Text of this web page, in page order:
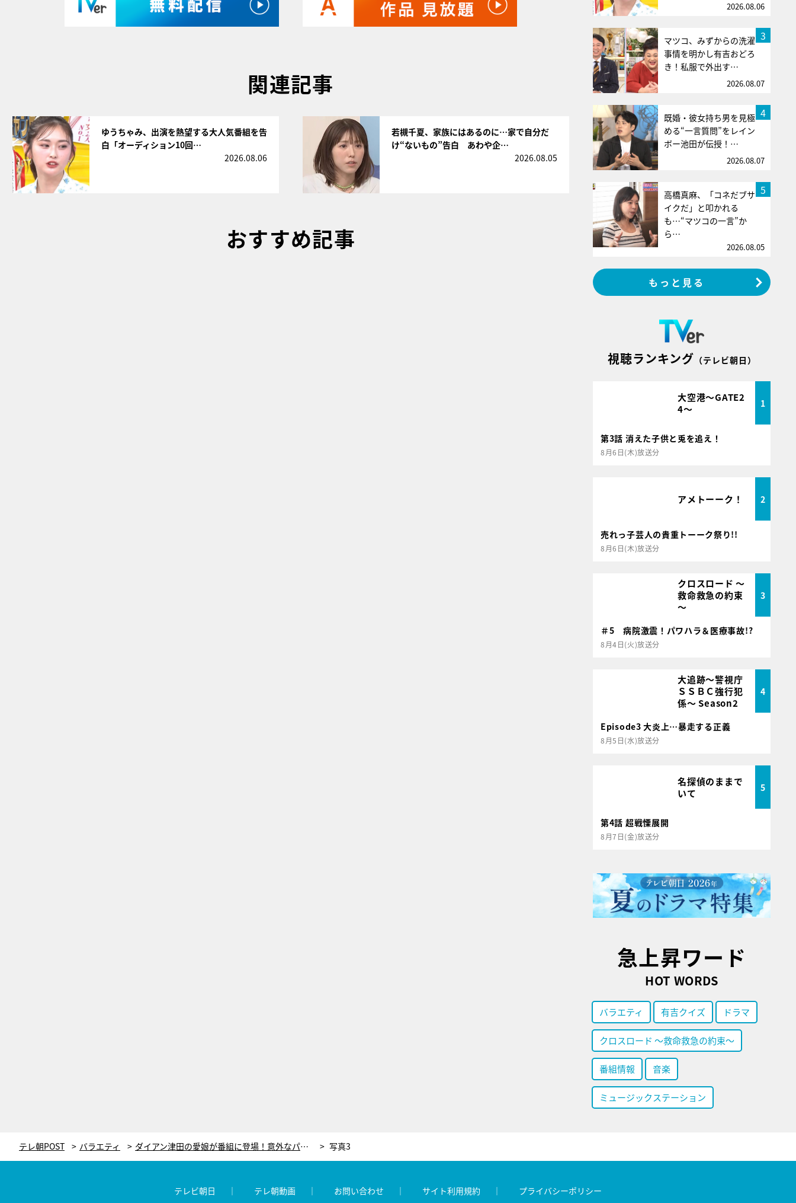
関連記事
ゆうちゃみ、出演を熱望する大人気番組を告
白「オーディション10回…
2026.08.06
若槻千夏、家族にはあるのに…家で自分だ
け“ないもの”告白 あわや企…
2026.08.05
おすすめ記事
2026.08.06
3
マツコ、みずからの洗濯
事情を明かし有吉おどろ
き！私服で外出す…
2026.08.07
4
既婚・彼女持ち男を見極
める“一言質問”をレイン
ボー池田が伝授！…
2026.08.07
5
高橋真麻、「コネだブサ
イクだ」と叩かれる
も…“マツコの一言”か
ら…
2026.08.05
もっと見る
視聴ランキング （テレビ朝日）
大空港～GATE2
4～
1
第3話 消えた子供と兎を追え！
8月6日(木)放送分
アメトーーク！ 2
売れっ子芸人の貴重トーーク祭り!!
8月6日(木)放送分
クロスロード ～
救命救急の約束
～
3
＃5 病院激震！パワハラ＆医療事故!?
8月4日(火)放送分
大追跡～警視庁
ＳＳＢＣ強行犯
係～ Season2
4
Episode3 大炎上…暴走する正義
8月5日(水)放送分
名探偵のままで
いて
5
第4話 超戦慄展開
8月7日(金)放送分
急上昇ワード
HOT WORDS
バラエティ 有吉クイズ ドラマ
クロスロード ～救命救急の約束～
番組情報 音楽
ミュージックステーション
テレ朝POST バラエティ ダイアン津田の愛娘が番組に登場！意外なパパの一面見せ…相方ユースケとは喧嘩勃発も 写真3
テレビ朝日 テレ朝動画 お問い合わせ サイト利用規約 プライバシーポリシー